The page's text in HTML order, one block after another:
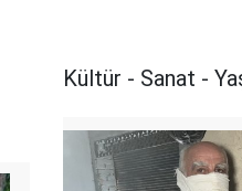
Kültür - Sanat -